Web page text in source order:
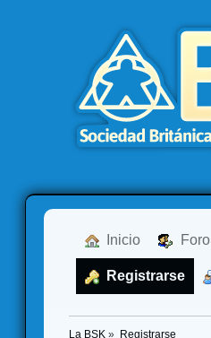
Inicio Foro
Registrarse
La BSK » Registrarse